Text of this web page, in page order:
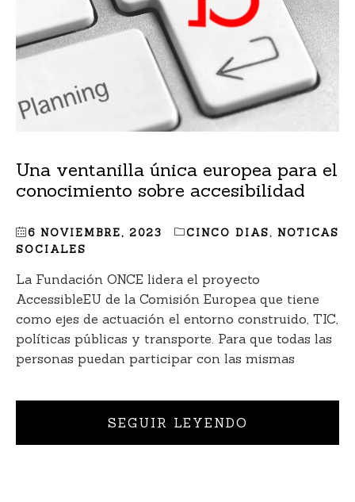
Una ventanilla única europea para el
conocimiento sobre accesibilidad
6 NOVIEMBRE, 2023 CINCO DIAS, NOTICAS
SOCIALES
La Fundación ONCE lidera el proyecto
AccessibleEU de la Comisión Europea que tiene
como ejes de actuación el entorno construido, TIC,
políticas públicas y transporte. Para que todas las
personas puedan participar con las mismas
SEGUIR LEYENDO